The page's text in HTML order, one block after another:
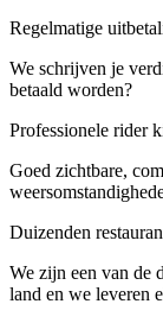
Regelmatige
We schrijven je
betaald worden?
Professionele rider
Goed zichtbare,
Duizenden
We zijn een van de
land en we leveren